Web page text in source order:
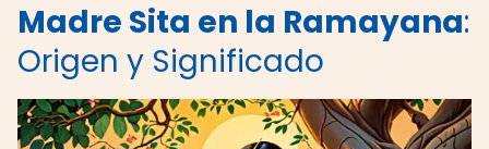
Madre Sita en la Ramayana:
Origen y Significado